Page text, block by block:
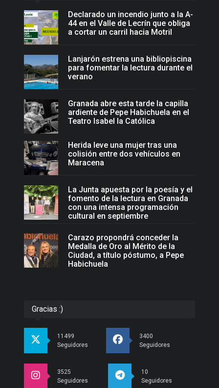
Declarado un incendio junto a la A-
44 en el Valle de Lecrín que obliga
a cortar un carril hacia Motril
Lanjarón estrena una bibliopiscina
para fomentar la lectura durante el
verano
Granada abre esta tarde la capilla
ardiente de Pepe Habichuela en el
Teatro Isabel la Católica
Herida leve una mujer tras una
colisión entre dos vehículos en
Maracena
La Junta apuesta por la poesía y el
fomento de la lectura en Granada
con una intensa programación
cultural en septiembre
Carazo propondrá conceder la
Medalla de Oro al Mérito de la
Ciudad, a título póstumo, a Pepe
Habichuela
Gracias :)
11499
Seguidores
3400
Seguidores
3525
Seguidores
10
Seguidores